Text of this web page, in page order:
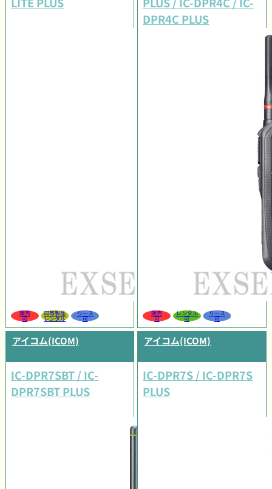
販売
可
同等製品
レンタル
リース
可
DPR4C PLUS
販売
可
レンタル
可
リース
可
アイコム(ICOM)
IC-DPR7SBT / IC-
DPR7SBT PLUS
アイコム(ICOM)
IC-DPR7S / IC-DPR7S
PLUS